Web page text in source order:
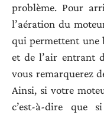
problème. Pour
l’aération du
qui permettent une
et de l’air entrant
vous remarquerez
Ainsi, si votre
c’est-à-dire que